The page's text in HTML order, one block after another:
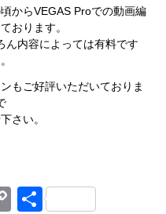
からVEGAS Proでの動画編
おります。
ん内容によっては有料です
もご好評いただいておりま
さい。
Copy
共